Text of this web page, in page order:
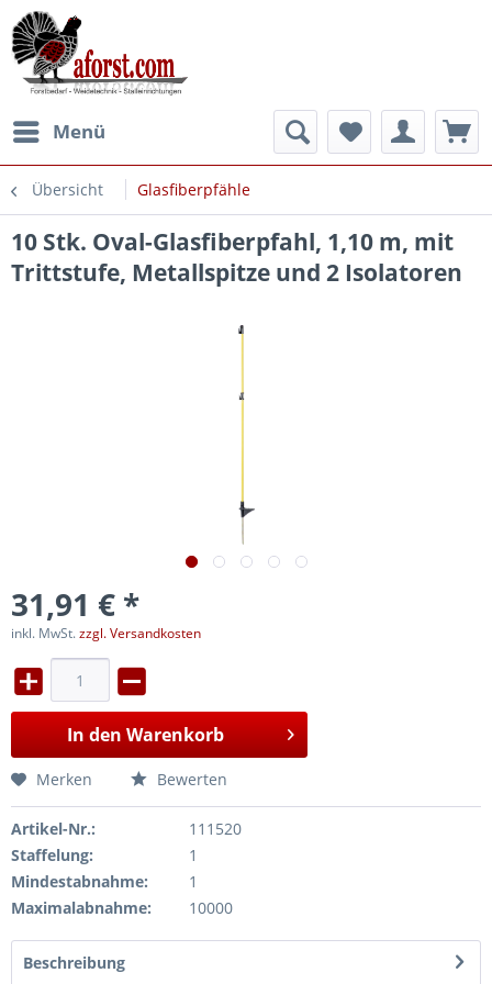
Menü
Übersicht Glasfiberpfähle
10 Stk. Oval-Glasfiberpfahl, 1,10 m, mit
Trittstufe, Metallspitze und 2 Isolatoren
31,91 € *
inkl. MwSt.zzgl. Versandkosten
In den Warenkorb
Merken Bewerten
Artikel-Nr.:
111520
Staffelung:
1
Mindestabnahme:
1
Maximalabnahme:
10000
Beschreibung